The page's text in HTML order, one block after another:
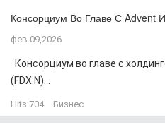
Консорциум Во Главе С Advent
фев 09,2026
Консорциум во главе с
(FDX.N)...
Hits:704 Бизнес